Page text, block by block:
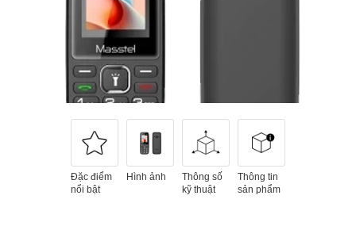
Đặc điểm
nổi bật
Hình ảnh
Thông số
kỹ thuật
Thông tin
sản phẩm